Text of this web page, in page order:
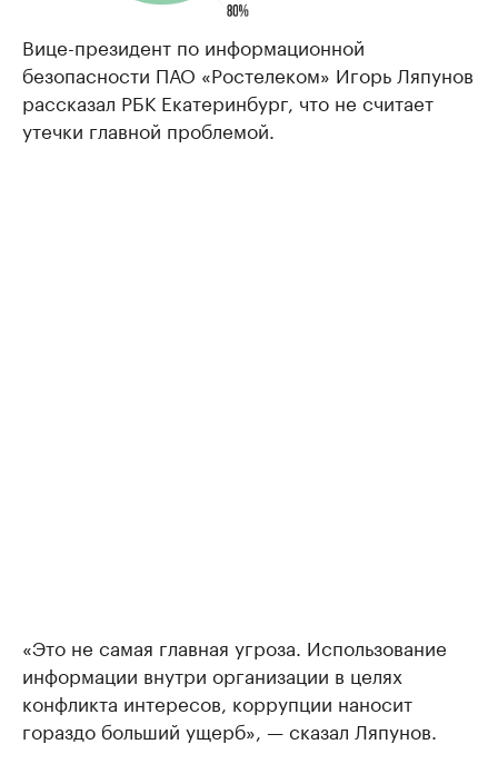
Вице-президент по информационной
безопасности ПАО «Ростелеком» Игорь Ляпунов
рассказал РБК Екатеринбург, что не считает
утечки главной проблемой.
«Это не самая главная угроза. Использование
информации внутри организации в целях
конфликта интересов, коррупции наносит
гораздо больший ущерб», — сказал Ляпунов.